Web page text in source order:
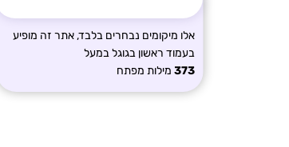
אלו מיקומים נבחרים בלבד, אתר זה מופיע
בעמוד ראשון בגוגל במעל
373 מילות מפתח